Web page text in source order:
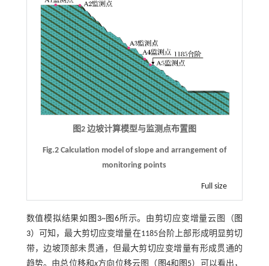
图2 边坡计算模型与监测点布置图
Fig.2 Calculation model of slope and arrangement of
monitoring points
Full size
数值模拟结果如 图3~图6所示。由剪切应变增量云图（ 图
3）可知，最大剪切应变增量在1185台阶上部形成明显剪切
带，边坡顶部未贯通，但最大剪切应变增量有形成贯通的
趋势。由总位移和x方向位移云图（ 图4和 图5）可以看出，